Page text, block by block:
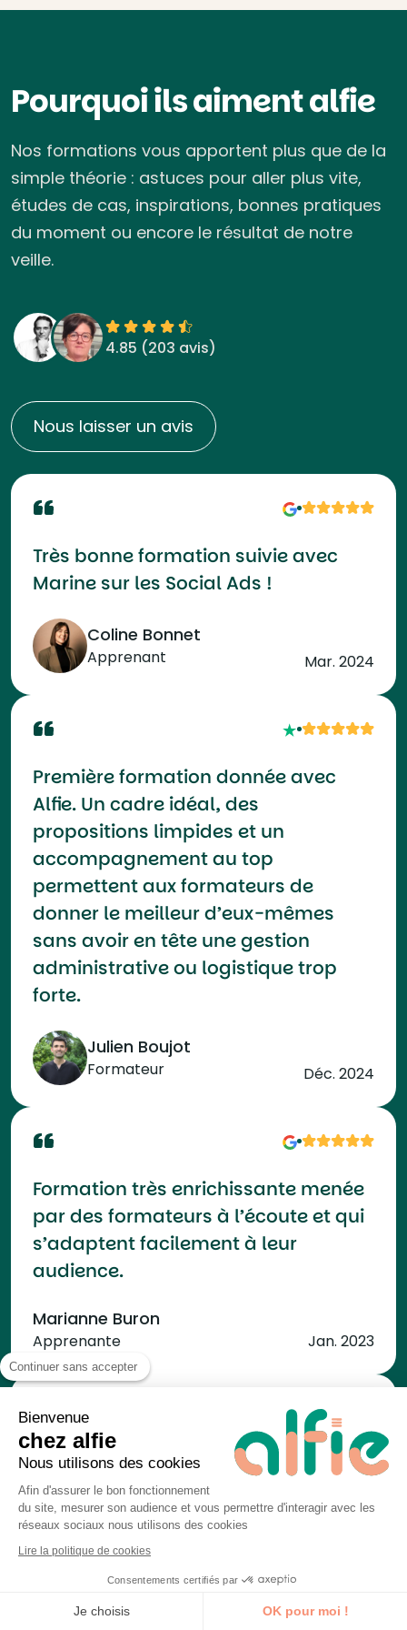
Pourquoi ils aiment alfie
Nos formations vous apportent plus que de la
simple théorie : astuces pour aller plus vite,
études de cas, inspirations, bonnes pratiques
du moment ou encore le résultat de notre
veille.
4.85 (203 avis)
Nous laisser un avis
Très bonne formation suivie avec
Marine sur les Social Ads !
Coline Bonnet
Apprenant Mar. 2024
Première formation donnée avec
Alfie. Un cadre idéal, des
propositions limpides et un
accompagnement au top
permettent aux formateurs de
donner le meilleur d’eux-mêmes
sans avoir en tête une gestion
administrative ou logistique trop
forte.
Julien Boujot
Formateur Déc. 2024
Formation très enrichissante menée
par des formateurs à l’écoute et qui
s’adaptent facilement à leur
audience.
Marianne Buron
Apprenante Jan. 2023
Formation passionnante et
personnalisée. Elle sera réellement
structurante pour la suite des
actions de communication sur le
réseau social.
Mathilde Delhomme
Continuer sans accepter
Bienvenue
chez alfie
Nous utilisons des cookies
Afin d'assurer le bon fonctionnement
du site, mesurer son audience et vous permettre d'interagir avec les
réseaux sociaux nous utilisons des cookies
Lire la politique de cookies
Consentements certifiés par
Je choisis OK pour moi !